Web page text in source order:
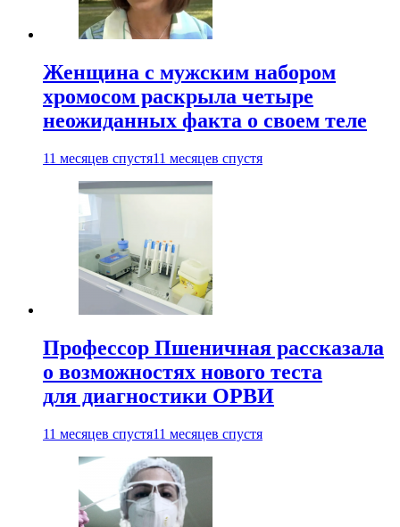
Женщина с мужским набором
хромосом раскрыла четыре
неожиданных факта о своем теле
11 месяцев спустя11 месяцев спустя
Профессор Пшеничная рассказала
о возможностях нового теста
для диагностики ОРВИ
11 месяцев спустя11 месяцев спустя